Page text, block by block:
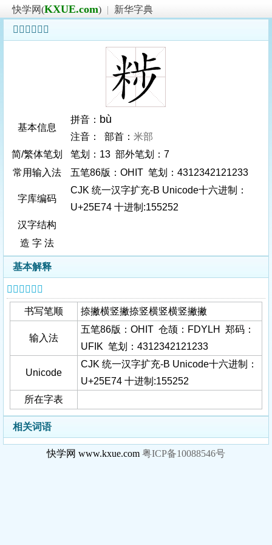
快学网(KXUE.com) |
新华字典
𥹴字基本信息
基本信息
拼音： bù
注音： 部首： 米部
简/繁体笔划
笔划：13 部外笔划：7
常用输入法
五笔86版：OHIT 笔划：4312342121233
字库编码
CJK 统一汉字扩充-B Unicode十六进制：
U+25E74 十进制:155252
汉字结构
造 字 法
基本解释
𥹴字基本信息
书写笔顺 捺撇横竖撇捺竖横竖横竖撇撇
输入法
五笔86版：OHIT 仓颉：FDYLH 郑码：
UFIK 笔划：4312342121233
Unicode
CJK 统一汉字扩充-B Unicode十六进制：
U+25E74 十进制:155252
所在字表
相关词语
快学网 www.kxue.com 粤ICP备10088546号